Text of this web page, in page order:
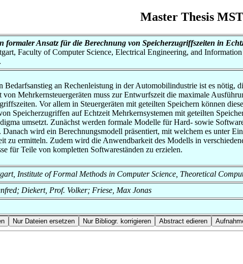
Master Thesis
formaler Ansatz für die Berechnung von Speicherzugriffszeiten in
Faculty of Computer Science, Electrical Engineering, and
Bedarfsanstieg an Rechenleistung in der Automobilindustrie ist es
Mehrkernsteuergeräten muss zur Entwurfszeit die maximale
Vor allem in Steuergeräten mit geteilten Speichern können
Speicherzugriffen auf Echtzeit Mehrkernsystemen mit geteilten
umsetzt. Zunächst werden formale Modelle für Hard- sowie
Danach wird ein Berechnungsmodell präsentiert, mit welchem es unter
zu ermitteln. Zudem wird die Anwendbarkeit des Modells in
für Teile von kompletten Softwareständen zu erzielen.
Institute of Formal Methods in Computer Science, Theoretical
Diekert, Prof. Volker; Friese, Max Jonas